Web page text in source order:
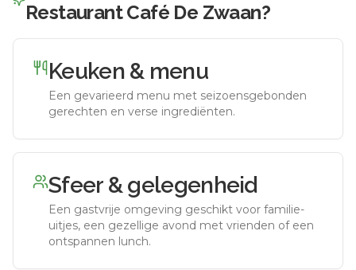
Restaurant Café De Zwaan?
Keuken & menu
Een gevarieerd menu met seizoensgebonden
gerechten en verse ingrediënten.
Sfeer & gelegenheid
Een gastvrije omgeving geschikt voor familie-
uitjes, een gezellige avond met vrienden of een
ontspannen lunch.